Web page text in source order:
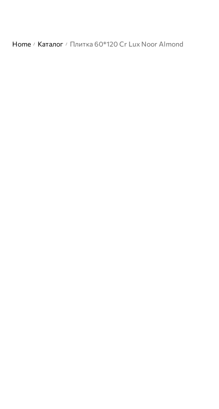
Home / Каталог / Плитка 60*120 Cr Lux Noor Almond